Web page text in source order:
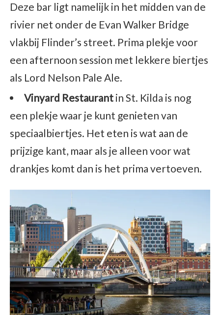
Deze bar ligt namelijk in het midden van de
rivier net onder de Evan Walker Bridge
vlakbij Flinder’s street. Prima plekje voor
een afternoon session met lekkere biertjes
als Lord Nelson Pale Ale.
Vinyard Restaurant in St. Kilda is nog
een plekje waar je kunt genieten van
speciaalbiertjes. Het eten is wat aan de
prijzige kant, maar als je alleen voor wat
drankjes komt dan is het prima vertoeven.